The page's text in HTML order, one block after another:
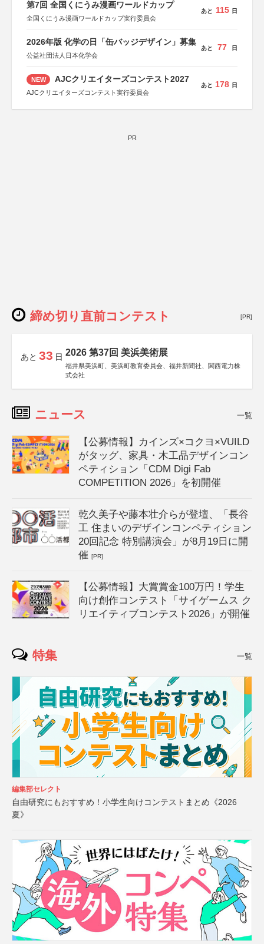
第7回 全国くにうみ漫画ワールドカップ
全国くにうみ漫画ワールドカップ実行委員会
あと 115 日
2026年版 化学の日「缶バッジデザイン」募集
公益社団法人日本化学会
あと 77 日
NEW AJCクリエイターズコンテスト2027
AJCクリエイターズコンテスト実行委員会
あと 178 日
PR
締め切り直前コンテスト [PR]
あと 33 日 2026 第37回 美浜美術展
福井県美浜町、美浜町教育委員会、福井新聞社、関西電力株
式会社
ニュース 一覧
【公募情報】カインズ×コクヨ×VUILD
がタッグ、家具・木工品デザインコン
ペティション「CDM Digi Fab
COMPETITION 2026」を初開催
乾久美子や藤本壮介らが登壇、「長谷
工 住まいのデザインコンペティション
20回記念 特別講演会」が8月19日に開
催[PR]
【公募情報】大賞賞金100万円！学生
向け創作コンテスト「サイゲームス ク
リエイティブコンテスト2026」が開催
特集 一覧
編集部セレクト
自由研究にもおすすめ！小学生向けコンテストまとめ《2026
夏》